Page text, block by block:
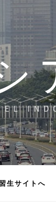
生サイトへ